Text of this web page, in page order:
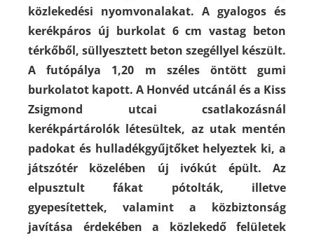
közlekedési nyomvonalakat. A gyalogos és
kerékpáros új burkolat 6 cm vastag beton
térkőből, süllyesztett beton szegéllyel készült.
A futópálya 1,20 m széles öntött gumi
burkolatot kapott. A Honvéd utcánál és a Kiss
Zsigmond utcai csatlakozásnál
kerékpártárolók létesültek, az utak mentén
padokat és hulladékgyűjtőket helyeztek ki, a
játszótér közelében új ivókút épült. Az
elpusztult fákat pótolták, illetve
gyepesítettek, valamint a közbiztonság
javítása érdekében a közlekedő felületek